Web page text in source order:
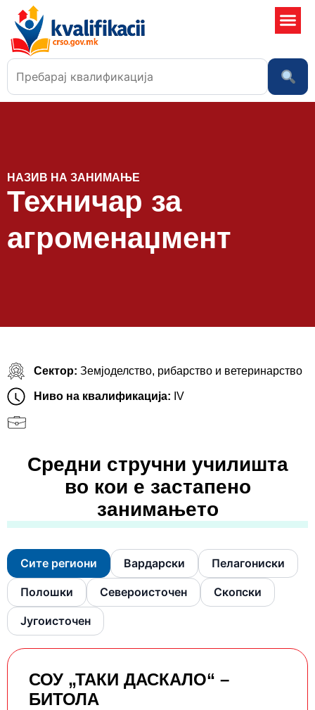
НАЗИВ НА ЗАНИМАЊЕ
Техничар за
агроменаџмент
Сектор: Земјоделство, рибарство и ветеринарство
Ниво на квалификација: IV
Средни стручни училишта
во кои е застапено
занимањето
Сите региони Вардарски Пелагониски
Полошки Североисточен Скопски
Југоисточен
СОУ „ТАКИ ДАСКАЛО“ –
БИТОЛА